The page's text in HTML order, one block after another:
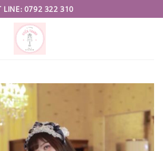
LINE: 0792 322 310